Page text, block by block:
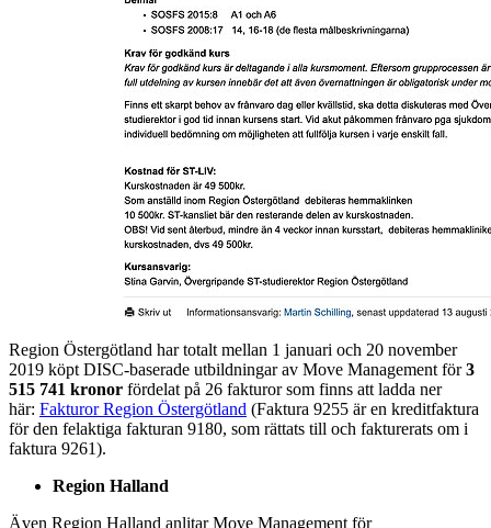
Region Östergötland har totalt mellan 1 januari och 20 november
2019 köpt DISC-baserade utbildningar av Move Management för3
515 741 kronor fördelat på 26 fakturor som finns att ladda ner
här: Fakturor Region Östergötland (Faktura 9255 är en kreditfaktura
för den felaktiga fakturan 9180, som rättats till och fakturerats om i
faktura 9261).
Region Halland
Även Region Halland anlitar Move Management för